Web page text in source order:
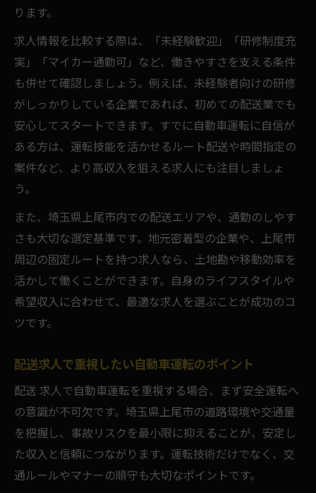
配送求人で重視したい通勤や休暇条件
福利厚生が充実した配送求人の特徴
柔軟なシフト制が魅力の配送求人とは
未経験から始める配送求人の魅力とは
未経験歓迎の配送求人が選ばれる理由
自動車活用で未経験から成長できる配送求
ク
自動車運転に自信がなくても始められる配
家族時間を確保しやすい配送求人の特徴
自動車配送求人で叶えるワークライフバラ
ンス
休日や勤務時間に柔軟な配送求人の選び方
子育て世代にも人気の配送求人とは
家族の理解を得やすい配送求人の条件
ります。
求人情報を比較する際は、「未経験歓迎」「研修制度充
実」「マイカー通勤可」など、働きやすさを支える条件
も併せて確認しましょう。例えば、未経験者向けの研修
がしっかりしている企業であれば、初めての配送業でも
安心してスタートできます。すでに自動車運転に自信が
ある方は、運転技能を活かせるルート配送や時間指定の
案件など、より高収入を狙える求人にも注目しましょ
う。
また、埼玉県上尾市内での配送エリアや、通勤のしやす
さも大切な選定基準です。地元密着型の企業や、上尾市
周辺の固定ルートを持つ求人なら、土地勘や移動効率を
活かして働くことができます。自身のライフスタイルや
希望収入に合わせて、最適な求人を選ぶことが成功のコ
ツです。
配送求人で重視したい自動車運転のポイント
配送 求人で自動車運転を重視する場合、まず安全運転へ
の意識が不可欠です。埼玉県上尾市の道路環境や交通量
を把握し、事故リスクを最小限に抑えることが、安定し
た収入と信頼につながります。運転技術だけでなく、交
通ルールやマナーの順守も大切なポイントです。